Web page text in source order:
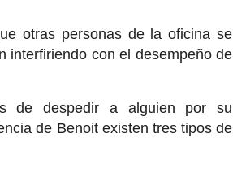
otras personas de la oficina se
interfiriendo con el desempeño de
de despedir a alguien por su
de Benoit existen tres tipos de